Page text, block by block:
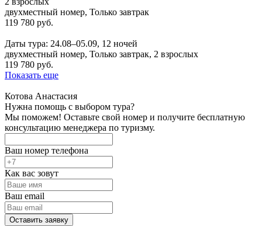
двухместный номер, Только завтрак
119 780 руб.
Даты тура: 24.08–05.09, 12 ночей
двухместный номер, Только завтрак, 2 взрослых
119 780 руб.
Показать еще
Котова Анастасия
Нужна помощь с выбором тура?
Мы поможем! Оставьте свой номер и получите бесплатную
консультацию менеджера по туризму.
Ваш номер телефона
Как вас зовут
Ваш email